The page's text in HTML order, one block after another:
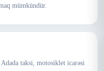
mümkündür.
taksi, motosiklet icarəsi